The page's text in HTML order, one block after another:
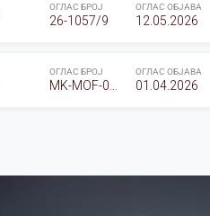
ОГЛАС БРОЈ
26-1057/9
ОГЛАС ОБЈАВА
12.05.2026
ОГЛАС БРОЈ ОГЛАС ОБЈАВА
01.04.2026